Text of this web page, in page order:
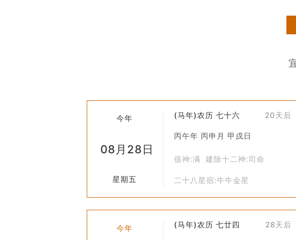
：部分地区会尝试将某些野生动物进行驯化
：在选择进行牧养活动的日子时，古人会参考黄
季节调整：根据四季变化来调整牧养策略。例如，在冬季
疾病预防：利用黄历中关于天象变化的信息，提前做好疾病
尽管现代社会已经发生了巨大变化，但“牧养”的概念仍然
疗疾病。尽管如此，在一些地区特别是农村地区，人们还
在今天，这一概念仍然在某种程度上影响着人们的生活方式
今年
08月28日
星期五
(马年)农历 七十六 20天后
丙午年 丙申月 甲戌日
值神:满 建除十二神:司命
二十八星宿:牛牛金星
今年 (马年)农历 七廿四 28天后